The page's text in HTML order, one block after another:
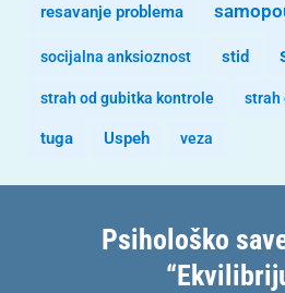
resavanje problema
socijalna anksioznost stid
strah od gubitka kontrole strah
tuga Uspeh veza
Psihološko